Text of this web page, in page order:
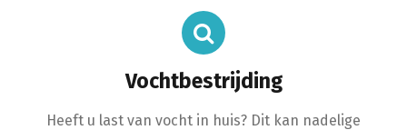
Vochtbestrijding
Heeft u last van vocht in huis? Dit kan nadelige